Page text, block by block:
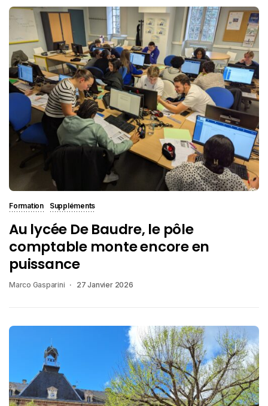
Formation Suppléments
Au lycée De Baudre, le pôle
comptable monte encore en
puissance
Marco Gasparini 27 Janvier 2026